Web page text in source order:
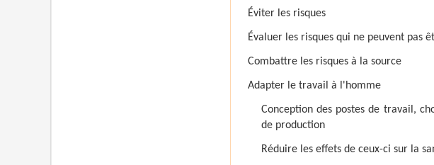
Éviter les risques
Évaluer les risques qui ne peuvent pas
Combattre les risques à la source
Adapter le travail à l'homme
Conception des postes de travail,
de production
Réduire les effets de ceux-ci sur la